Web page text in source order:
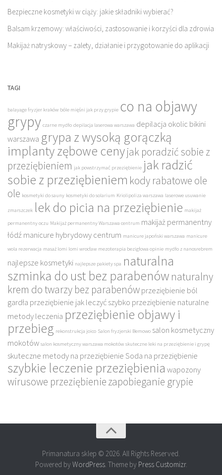
Bezpieczne kosmetyki w ciąży: jakie składniki wybierać?
Balsam krzemowy: właściwości, zastosowanie i korzyści dla zdrowia
Makijaż natryskowy – zalety, działanie i przygotowanie do aplikacji
TAGI
balayage fryzjer kraków bóle mięśni jak przy grypie co na objawy
grypy czarne mydło depilacja laserowa warszawa depilacja okolic bikini
warszawa grypa z wysoką gorączką
implanty zębowe cenyjak poradzić sobie z
przeziębieniem jak powstrzymać przeziębienie jak radzić
sobie z przeziębieniem kody rabatowe ole
ole kosmetyki do sauny kosmetyki do solarium Kriolipoliza warszawa laserowe usuwanie
zmarszczek lek do picia na przeziębienie makijaż
permanentny oczu Makijaż permanentny Warszawa centrum makijaż permanentny
łódź manicure hybrydowy centrum manicure japoński warszawa manicure
wola rezerwacja masaż lomi lomi wrocław mezoterapia bezigłowa opinie mydło z nanosrebrem
najlepsze kosmetyki najlepsze pakiety spa naturalna
szminka do ust bez parabenów naturalny
krem do twarzy bez parabenówprzeziębienie ból
gardła przeziębienie jak leczyć szybko przeziębienie naturalne
metody leczenia przeziębienie objawy i
przebieg rekonstrukcja joico Salon fryzjerski Bemowo salon kosmetyczny
mokotów salon kosmetyczny warszawa mokotów skuteczne leki na przeziębienie i grypę
skuteczne metody na przeziębienieSoda na przeziębienie
szybkie leczenie przeziębienia wapozony
wirusowe przeziębieniezapobieganie grypie
Primanatura sklep © 2026. All Rights Reserved.
Powered by WordPress. Theme by Press Customizr.